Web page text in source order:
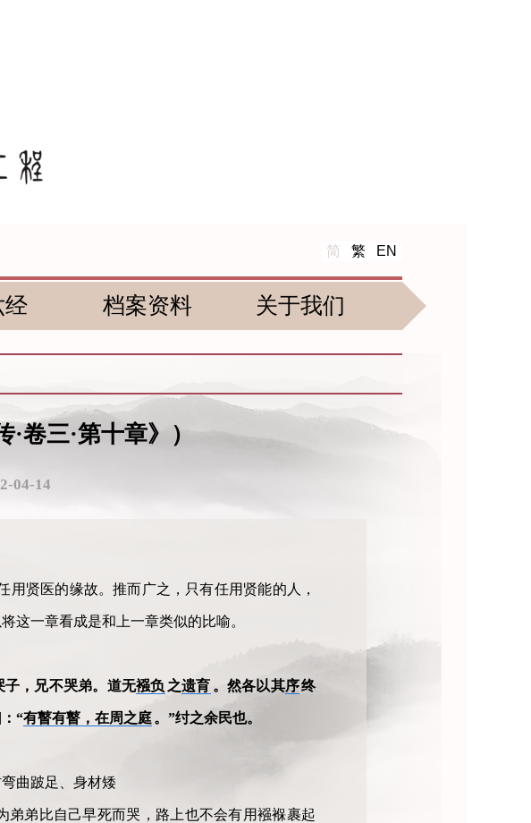
简 繁 EN
经 档案资料 关于我们
卷三·第十章》）
04-14
贤医的缘故。推而广之，只有任用贤能的人，
这一章看成是和上一章类似的比喻。
子，兄不哭弟。道无襁负 之遗育 。然各以其序终
“有瞽有瞽，在周之庭。”纣之余民也。
曲跛足、身材矮
弟比自己早死而哭，路上也不会有用襁褓裹起